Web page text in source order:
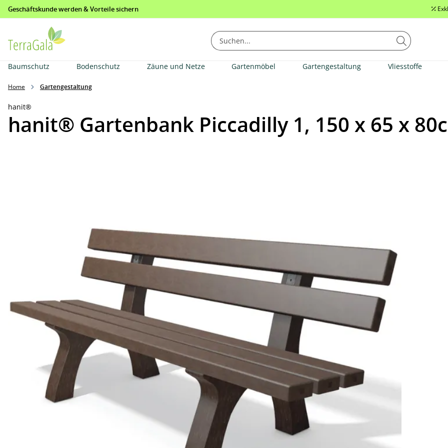
Zur Hauptnavigation springen
Geschäftskunde werden & Vorteile sichern
Baumschutz Bodenschutz Zäune und Netze Gartenmöbel Gartengestaltung Vliesstoffe
Home Gartengestaltung
hanit®
hanit® Gartenbank Piccadilly 1, 150 x 65 x